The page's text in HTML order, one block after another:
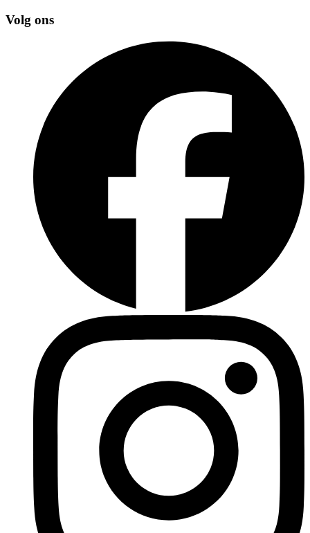
Volg ons